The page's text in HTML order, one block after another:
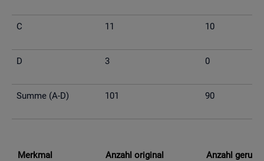
C 11 10
D 3 0
Summe (A-D) 101 90
Merk­mal An­zahl ori­gi­nal An­zahl